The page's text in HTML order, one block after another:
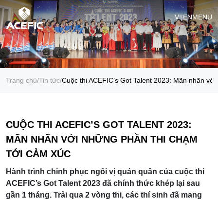
VI|ENMENU
Trang chủ/Tin tức/Cuộc thi ACEFIC’s Got Talent 2023: Mãn nhãn
CUỘC THI ACEFIC’S GOT TALENT 2023:
MÃN NHÃN VỚI NHỮNG PHẦN THI CHẠM
TỚI CẢM XÚC
Hành trình chinh phục ngôi vị quán quân của cuộc thi
ACEFIC’s Got Talent 2023 đã chính thức khép lại sau
gần 1 tháng. Trải qua 2 vòng thi, các thí sinh đã mang